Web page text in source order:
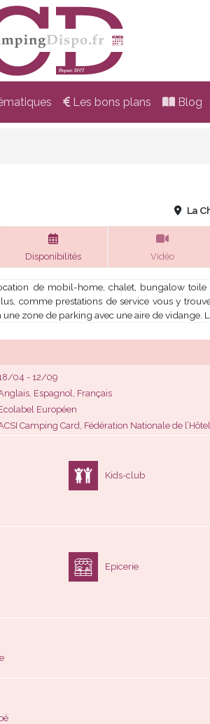
Les bons plans Blog
La
Disponibilités Vidéo
de mobil-home, chalet, bungalow toile
comme prestations de service vous y
zone de parking avec une aire de vidange.
04 - 12/09
Espagnol, Français
Européen
Camping Card, Fédération Nationale de
Kids-club
Epicerie